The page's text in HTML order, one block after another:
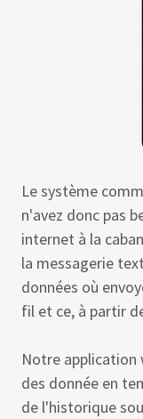
Le système
n'avez donc pas
internet à la
la messagerie
données où
fil et ce, à partir
Notre application
des donnée en
de l'historique